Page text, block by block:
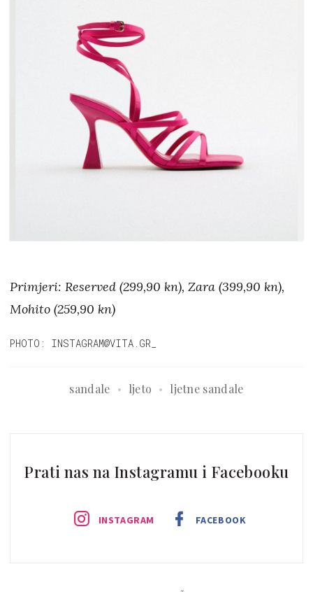
Primjeri: Reserved (299,90 kn), Zara (399,90 kn),
Mohito (259,90 kn)
PHOTO: INSTAGRAM@VITA.GR_
sandale ljeto ljetne sandale
Prati nas na Instagramu i Facebooku
INSTAGRAM FACEBOOK